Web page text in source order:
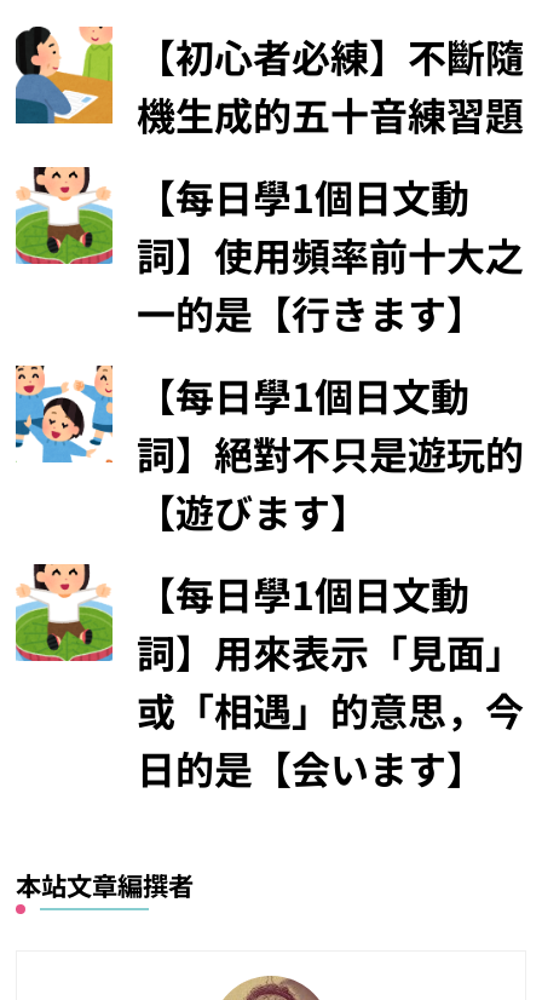
【初心者必練】不斷隨
機生成的五十音練習題
【每日學1個日文動
詞】使用頻率前十大之
一的是【行きます】
【每日學1個日文動
詞】絕對不只是遊玩的
【遊びます】
【每日學1個日文動
詞】用來表示「見面」
或「相遇」的意思，今
日的是【会います】
本站文章編撰者